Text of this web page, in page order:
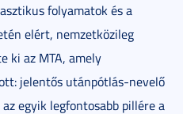
folyamatok és a
elért, nemzetközileg
ki az MTA, amely
jelentős utánpótlás-nevelő
egyik legfontosabb pillére a